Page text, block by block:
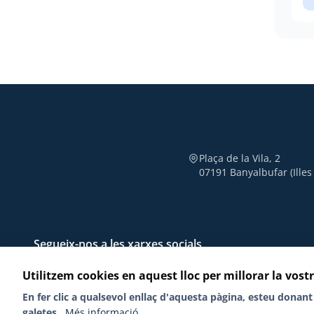
Plaça de la Vila, 2
07191 Banyalbufar
Segueix-nos a les xarxes socials
Utilitzem cookies en aquest lloc per millorar la
En fer clic a qualsevol enllaç d'aquesta pàgina, esteu